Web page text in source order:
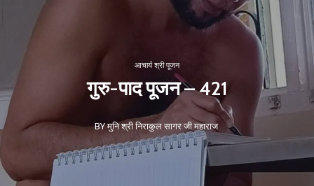
आचार्य श्री पूजन
गुरु-पाद पूजन – 421
BY मुनि श्री निराकुल सागर जी महाराज